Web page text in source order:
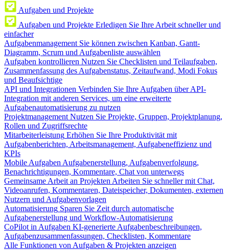
Aufgaben und Projekte
Aufgaben und Projekte Erledigen Sie Ihre Arbeit schneller und
einfacher
Aufgabenmanagement Sie können zwischen Kanban, Gantt-
Diagramm, Scrum und Aufgabenliste auswählen
Aufgaben kontrollieren Nutzen Sie Checklisten und Teilaufgaben,
Zusammenfassung des Aufgabenstatus, Zeitaufwand, Modi Fokus
und Beaufsichtige
API und Integrationen Verbinden Sie Ihre Aufgaben über API-
Integration mit anderen Services, um eine erweiterte
Aufgabenautomatisierung zu nutzen
Projektmanagement Nutzen Sie Projekte, Gruppen, Projektplanung,
Rollen und Zugriffsrechte
Mitarbeiterleistung Erhöhen Sie Ihre Produktivität mit
Aufgabenberichten, Arbeitsmanagement, Aufgabeneffizienz und
KPIs
Mobile Aufgaben Aufgabenerstellung, Aufgabenverfolgung,
Benachrichtigungen, Kommentare, Chat von unterwegs
Gemeinsame Arbeit an Projekten Arbeiten Sie schneller mit Chat,
Videoanrufen, Kommentaren, Dateispeicher, Dokumenten, externen
Nutzern und Aufgabenvorlagen
Automatisierung Sparen Sie Zeit durch automatische
Aufgabenerstellung und Workflow-Automatisierung
CoPilot in Aufgaben KI-generierte Aufgabenbeschreibungen,
Aufgabenzusammenfassungen, Checklisten, Kommentare
Alle Funktionen von Aufgaben & Projekten anzeigen